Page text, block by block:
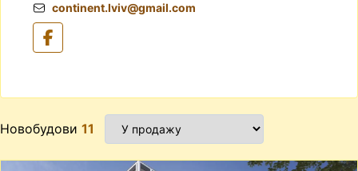
continent.lviv@gmail.com
Новобудови 11